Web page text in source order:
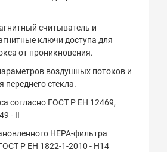
считыватель и
ключи доступа для
от проникновения.
воздушных потоков и
переднего стекла.
согласно ГОСТ Р ЕН 12469,
- II
HEPA-фильтра
Р ЕН 1822-1-2010 - H14